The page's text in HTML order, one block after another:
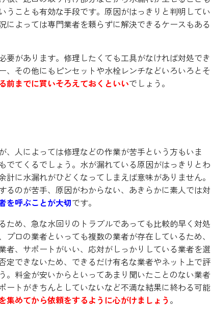
ことも有効な手段です。原因がはっきりと判明してい
よっては専門業者を頼らずに解決できるケースもある
があります。修理したくても工具がなければ対処でき
その他にもピンセットや水栓レンチなどいろいろとそ
前までに買いそろえておくといいでしょう。
、人によっては修理などの作業が苦手という方もいま
てくるでしょう。水が漏れている原因がはっきりとわ
に水漏れがひどくなってしまえば意味がありません。
るのが苦手、原因がわからない、あきらかに素人では対
を呼ぶことが大切です。
ため、急な水回りのトラブルであっても比較的早く対処
ロの業者といっても複数の業者が存在しているため、
者、サポートがいい、応対がしっかりしている業者を選
できないため、できるだけ有名な業者やネット上で評
料金が安いからといってあまり聞いたことのない業者
ートがきちんとしていないなど不満な結果に終わる可能
集めてから依頼をするように心がけましょう 。